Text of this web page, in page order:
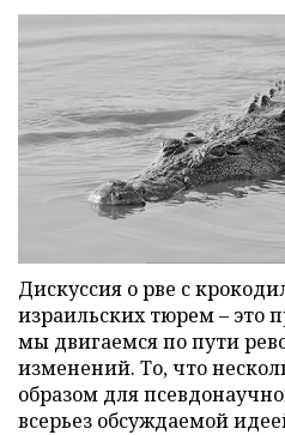
Дискуссия о рве с
израильских тюрем – это
мы двигаемся по пути
изменений. То, что
образом для
всерьез обсуждаемой